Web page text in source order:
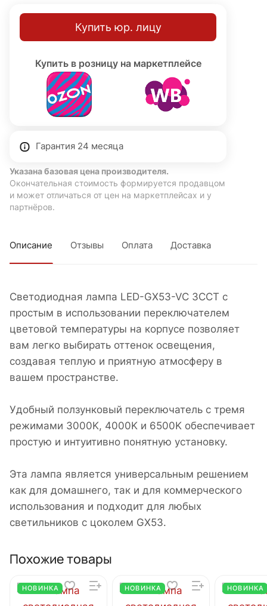
Купить юр. лицу
Купить в розницу на маркетплейсе
Гарантия 24 месяца
Указана базовая цена производителя.
Окончательная стоимость формируется продавцом
и может отличаться от цен на маркетплейсах и у
партнёров.
Описание Отзывы Оплата Доставка
Светодиодная лампа LED-GX53-VC 3ССТ с
простым в использовании переключателем
цветовой температуры на корпусе позволяет
вам легко выбирать оттенок освещения,
создавая теплую и приятную атмосферу в
вашем пространстве.
Удобный ползунковый переключатель с тремя
режимами 3000K, 4000K и 6500K обеспечивает
простую и интуитивно понятную установку.
Эта лампа является универсальным решением
как для домашнего, так и для коммерческого
использования и подходит для любых
светильников с цоколем GX53.
Похожие товары
НОВИНКА НОВИНКА НОВИНКА